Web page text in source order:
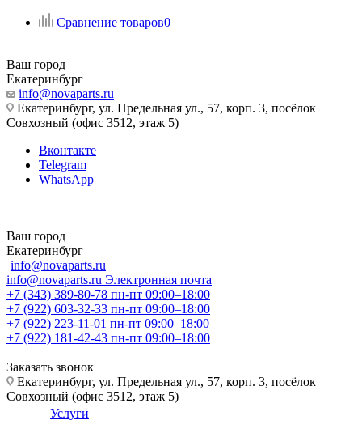
Сравнение товаров0
Ваш город
Екатеринбург
info@novaparts.ru
Екатеринбург, ул. Предельная ул., 57, корп. 3, посёлок
Совхозный (офис 3512, этаж 5)
Вконтакте
Telegram
WhatsApp
Ваш город
Екатеринбург
info@novaparts.ru
info@novaparts.ru Электронная почта
+7 (343) 389-80-78 пн-пт 09:00–18:00
+7 (922) 603-32-33 пн-пт 09:00–18:00
+7 (922) 223-11-01 пн-пт 09:00–18:00
+7 (922) 181-42-43 пн-пт 09:00–18:00
Заказать звонок
Екатеринбург, ул. Предельная ул., 57, корп. 3, посёлок
Совхозный (офис 3512, этаж 5)
Услуги